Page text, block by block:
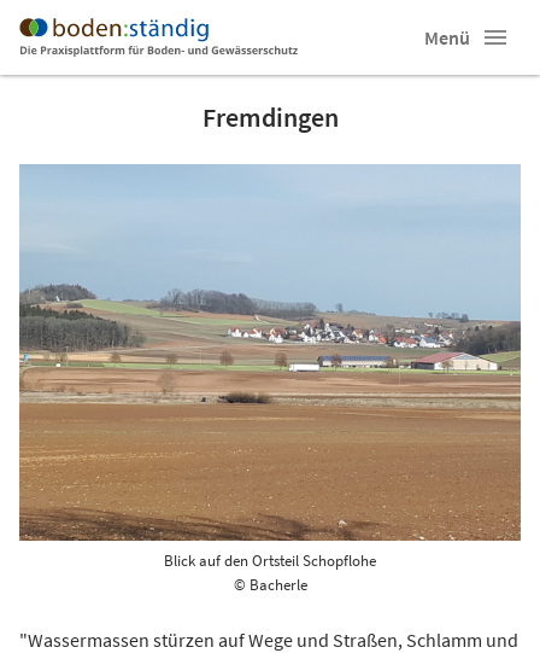
Menü
Fremdingen
Blick auf den Ortsteil Schopflohe
© Bacherle
"Wassermassen stürzen auf Wege und Straßen, Schlamm und